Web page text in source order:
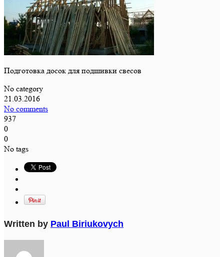
Подготовка досок для подшивки свесов
No category
21.03.2016
No comments
937
0
0
No tags
Written by Paul Biriukovych